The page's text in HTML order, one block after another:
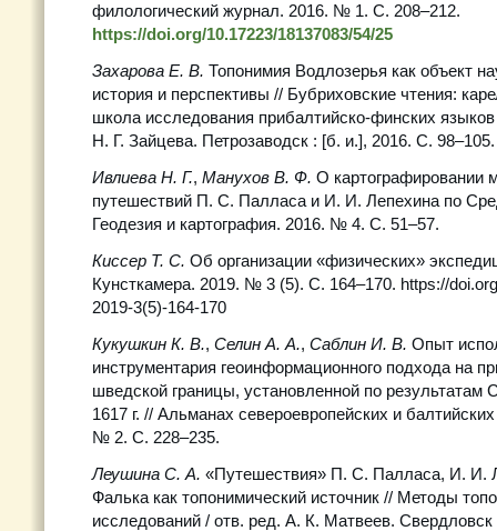
филологический журнал. 2016. № 1. С. 208–212.
https://doi.org/10.17223/18137083/54/25
Захарова Е. В. Топонимия Водлозерья как объект
история и перспективы // Бубриховские чтения:
школа исследования прибалтийско-финских языков
Н. Г. Зайцева. Петрозаводск : [б. и.], 2016. С. 98–105.
Ивлиева Н. Г., Манухов В. Ф. О картографировании
путешествий П. С. Палласа и И. И. Лепехина по
Геодезия и картография. 2016. № 4. С. 51–57.
Киссер Т. С. Об организации «физических»
Кунсткамера. 2019. № 3 (5). С. 164–170. https://
2019-3(5)-164-170
Кукушкин К. В., Селин А. А., Саблин И. В. Опыт
инструментария геоинформационного подхода на
шведской границы, установленной по результатам
1617 г. // Альманах североевропейских и
№ 2. С. 228–235.
Леушина С. А. «Путешествия» П. С. Палласа, И. И.
Фалька как топонимический источник // Методы
исследований / отв. ред. А. К. Матвеев.